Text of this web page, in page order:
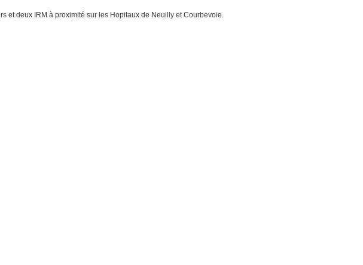
et deux IRM à proximité sur les Hopitaux de Neuilly et Courbevoie.